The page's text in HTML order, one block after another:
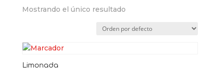
Mostrando el único resultado
Limonada